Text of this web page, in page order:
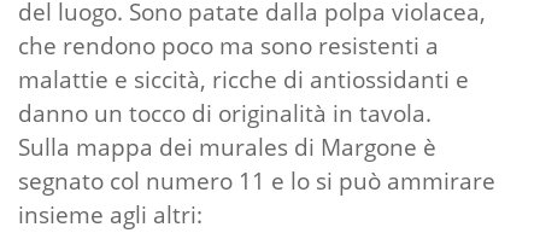
del luogo. Sono patate dalla polpa violacea,
che rendono poco ma sono resistenti a
malattie e siccità, ricche di antiossidanti e
danno un tocco di originalità in tavola.
Sulla mappa dei murales di Margone è
segnato col numero 11 e lo si può ammirare
insieme agli altri: